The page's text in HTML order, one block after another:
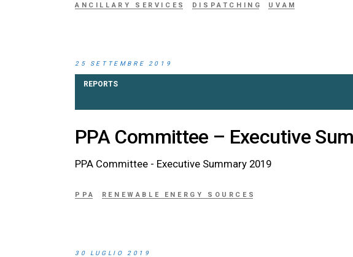
ANCILLARY SERVICES DISPATCHING UVAM
25 SETTEMBRE 2019
REPORTS
PPA Committee – Executive
PPA Committee - Executive Summary 2019
PPA RENEWABLE ENERGY SOURCES
30 LUGLIO 2019